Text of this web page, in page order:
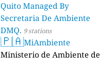
Quito Managed By
Secretaria De Ambiente
DMQ. 9 stations
🇵🇦MiAmbiente
Ministerio de Ambiente de